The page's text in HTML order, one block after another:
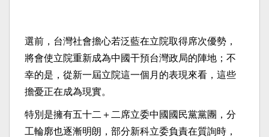
選前，台灣社會擔心若泛藍在立院取得席次優勢，
將會使立院重新成為中國干預台灣政局的陣地；不
幸的是，從新一屆立院這一個月的表現來看，這些
擔憂正在成為現實。
特別是擁有五十二＋二席立委中國國民黨黨團，分
工輪廓也逐漸明朗，部分新科立委負責在質詢時，